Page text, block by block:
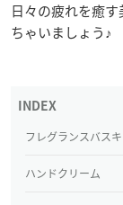
日々の疲れを癒
ちゃいましょう♪
フレグランスバス
ハンドクリーム